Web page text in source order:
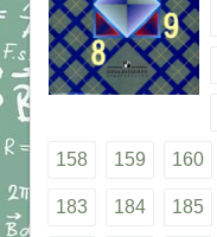
158 159 160
183 184 185